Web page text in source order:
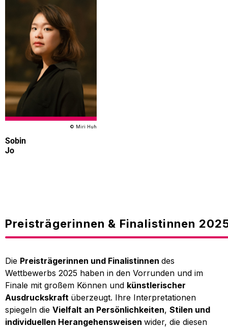
© Miri Huh
Sobin
Jo
Preisträgerinnen & Finalistinnen
Die Preisträgerinnen und Finalistinnen des
Wettbewerbs 2025 haben in den Vorrunden und im
Finale mit großem Können und künstlerischer
Ausdruckskraft überzeugt. Ihre Interpretationen
spiegeln die Vielfalt an Persönlichkeiten, Stilen und
individuellen Herangehensweisen wider, die diesen